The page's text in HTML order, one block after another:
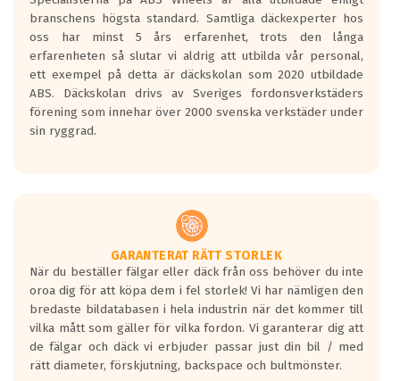
längsta.
Inga D eller G betyg delas ut för
personbilar och lätta lastbilar.
Betyget sätts efter ett test där däcken
skall bromsa in på en väg där det ligger
0.5-1.5 mm vatten.
I 80km/h kommer skillnaden på
Vid körning i över 50km/h brukar
rullmotståndets ljud överträffa
motorljudet.
På däckmärkningen kommer det finnas
en symbol av ett däck med vågar. Hög
bullernivå markeras med svarta vågor
medans de vita vågorna påvisar om det är
ett tyst däck.
branschens högsta standard. Samtliga däckexperter hos
oss har minst 5 års erfarenhet, trots den långa
erfarenheten så slutar vi aldrig att utbilda vår personal,
ett exempel på detta är däckskolan som 2020 utbildade
ABS. Däckskolan drivs av Sveriges fordonsverkstäders
förening som innehar över 2000 svenska verkstäder under
sin ryggrad.
GARANTERAT RÄTT STORLEK
När du beställer fälgar eller däck från oss behöver du inte
oroa dig för att köpa dem i fel storlek! Vi har nämligen den
bredaste bildatabasen i hela industrin när det kommer till
vilka mått som gäller för vilka fordon. Vi garanterar dig att
de fälgar och däck vi erbjuder passar just din bil / med
rätt diameter, förskjutning, backspace och bultmönster.